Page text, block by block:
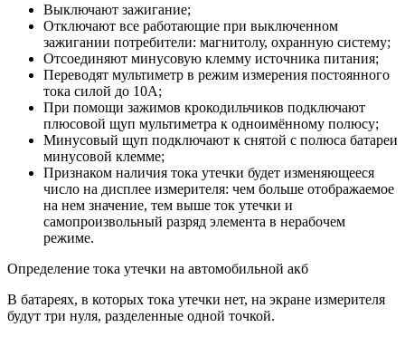
Выключают зажигание;
Отключают все работающие при выключенном
зажигании потребители: магнитолу, охранную систему;
Отсоединяют минусовую клемму источника питания;
Переводят мультиметр в режим измерения постоянного
тока силой до 10А;
При помощи зажимов крокодильчиков подключают
плюсовой щуп мультиметра к одноимённому полюсу;
Минусовый щуп подключают к снятой с полюса батареи
минусовой клемме;
Признаком наличия тока утечки будет изменяющееся
число на дисплее измерителя: чем больше отображаемое
на нем значение, тем выше ток утечки и
самопроизвольный разряд элемента в нерабочем
режиме.
Определение тока утечки на автомобильной акб
В батареях, в которых тока утечки нет, на экране измерителя
будут три нуля, разделенные одной точкой.